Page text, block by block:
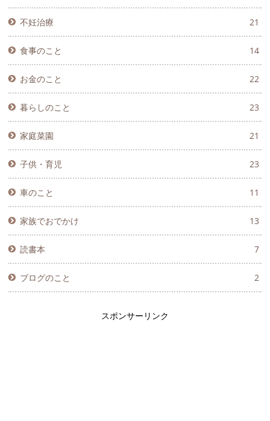
不妊治療 21
食事のこと 14
お金のこと 22
暮らしのこと 23
家庭菜園 21
子供・育児 23
車のこと 11
家族でおでかけ 13
読書本 7
ブログのこと 2
スポンサーリンク